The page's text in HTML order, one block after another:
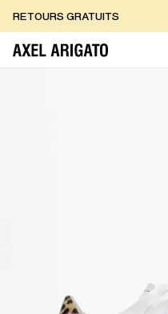
RETOURS GRATUITS
LIVRAISON EXPRESS GRATUITE